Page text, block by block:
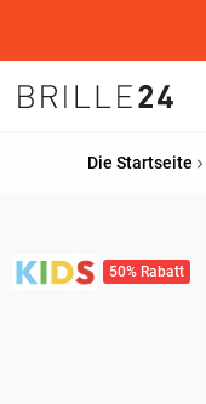
Die Startseite
50% Rabatt